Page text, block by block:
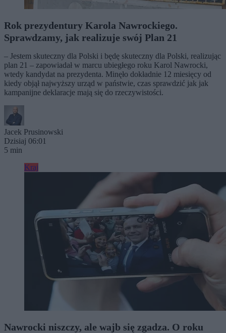
Rok prezydentury Karola Nawrockiego.
Sprawdzamy, jak realizuje swój Plan 21
– Jestem skuteczny dla Polski i będę skuteczny dla Polski, realizując
plan 21 – zapowiadał w marcu ubiegłego roku Karol Nawrocki,
wtedy kandydat na prezydenta. Minęło dokładnie 12 miesięcy od
kiedy objął najwyższy urząd w państwie, czas sprawdzić jak jak
kampanijne deklaracje mają się do rzeczywistości.
Jacek Prusinowski
Dzisiaj 06:01
5 min
Kraj
Nawrocki niszczy, ale wajb się zgadza. O roku